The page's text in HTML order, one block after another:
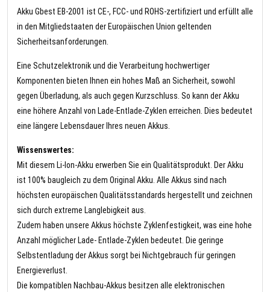
Akku Gbest EB-2001 ist CE-, FCC- und ROHS-zertifiziert und erfüllt alle
in den Mitgliedstaaten der Europäischen Union geltenden
Sicherheitsanforderungen.
Eine Schutzelektronik und die Verarbeitung hochwertiger
Komponenten bieten Ihnen ein hohes Maß an Sicherheit, sowohl
gegen Überladung, als auch gegen Kurzschluss. So kann der Akku
eine höhere Anzahl von Lade-Entlade-Zyklen erreichen. Dies bedeutet
eine längere Lebensdauer Ihres neuen Akkus.
Wissenswertes:
Mit diesem Li-Ion-Akku erwerben Sie ein Qualitätsprodukt. Der Akku
ist 100% baugleich zu dem Original Akku. Alle Akkus sind nach
höchsten europäischen Qualitätsstandards hergestellt und zeichnen
sich durch extreme Langlebigkeit aus.
Zudem haben unsere Akkus höchste Zyklenfestigkeit, was eine hohe
Anzahl möglicher Lade- Entlade-Zyklen bedeutet. Die geringe
Selbstentladung der Akkus sorgt bei Nichtgebrauch für geringen
Energieverlust.
Die kompatiblen Nachbau-Akkus besitzen alle elektronischen